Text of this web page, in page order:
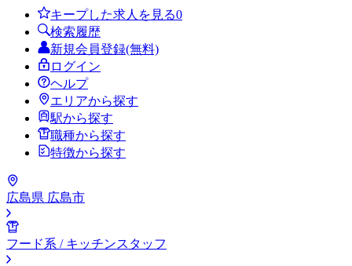
キープした求人を見る0
検索履歴
新規会員登録(無料)
ログイン
ヘルプ
エリアから探す
駅から探す
職種から探す
特徴から探す
広島県 広島市
フード系 / キッチンスタッフ